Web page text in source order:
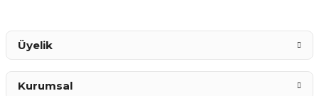
Üyelik
Kurumsal